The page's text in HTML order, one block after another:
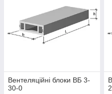
Вентеляційні блоки ВБ 3-
30-0
2